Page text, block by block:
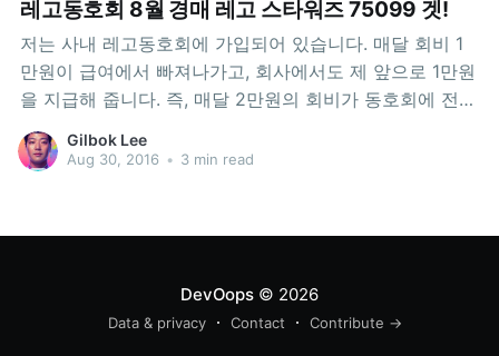
레고동호회 8월 경매 레고 스타워즈 75099 겟!
저는 사내 레고동호회에 가입되어 있습니다. 매달 회비 1
만원이 급여에서 빠져나가고, 회사에서도 제 앞으로 1만원
을 지급해 줍니다. 즉, 매달 2만원의 회비가 동호회에 전달
되는 것이지요. 이것으로 두 달에 한번 3~4만원 대의 레고
를 하나씩 골라 단체주문을 한 뒤, 어느날 모여서 만듭니
Gilbok Lee
Aug 30, 2016 • 3 min read
DevOops© 2026
Data & privacy Contact Contribute →